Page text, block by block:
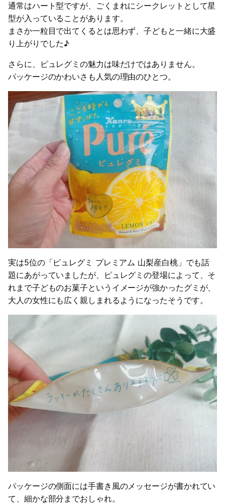
通常はハート型ですが、ごくまれにシークレットとして星
型が入っていることがあります。
まさか一粒目で出てくるとは思わず、子どもと一緒に大盛
り上がりでした♪
さらに、ピュレグミの魅力は味だけではありません。
パッケージのかわいさも人気の理由のひとつ。
実は5位の「ピュレグミ プレミアム 山梨産白桃」でも話
題にあがっていましたが、ピュレグミの登場によって、そ
れまで子どものお菓子というイメージが強かったグミが、
大人の女性にも広く親しまれるようになったそうです。
パッケージの側面には手書き風のメッセージが書かれてい
て、細かな部分までおしゃれ。